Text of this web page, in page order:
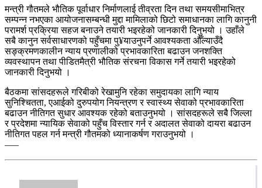
मन्त्री गौतमले भौतिक पूर्वाधार निर्माणलाई तीव्रता दिन तथा समयसीमाभित्र
सम्पन्न नभएका आयोजनासम्बन्धी मुद्दा मामिलाको छिटो समाधानका लागि कानुनी
परामर्श प्रक्रिया सहज बनाउने तयारी भइरहेको जानकारी दिनुभयो । उहाँले
सबै कानुन सर्वसाधारणको पहुँचमा पु¥याउनुपर्ने आवश्यकता औँल्याउँदै
सङ्क्रमणकालीन न्याय प्रणालीको प्रभावकारिता बढाउन जनशक्ति
व्यवस्थापन तथा पीडितमैत्री भौतिक संरचना विकास गर्ने तयारी भइरहेको
जानकारी दिनुभयो ।
बैठकमा सांसदहरूले गरिबीको रेखामुनि रहेका समुदायका लागि न्याय
सुनिश्चितता, एआईको दुरुपयोग नियन्त्रण र स्वास्थ्य सेवाको प्रभावकारिता
बढाउन नीतिगत सुधार आवश्यक रहेको बताउनुभयो । सांसदहरूले सबै जिल्ला
र प्रदेशमा न्यायिक सेवाको पहुँच विस्तार गर्न र अदालत सेवाको दायरा बढाउन
नीतिगत पहल गर्न मन्त्री गौतमको ध्यानाकर्षण गराउनुभयो ।
–––